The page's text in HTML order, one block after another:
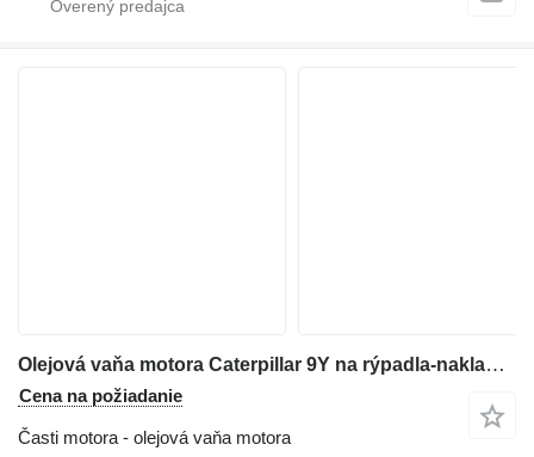
Olejová vaňa motora Caterpillar 9Y na rýpadla-nakladača Caterpillar 922 / 920 / 930 / 950 / 966 / 972 / D4 / D5 / D6
Cena na požiadanie
Časti motora - olejová vaňa motora